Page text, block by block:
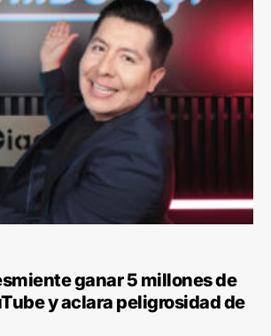
ganar 5 millones de
y aclara peligrosidad de